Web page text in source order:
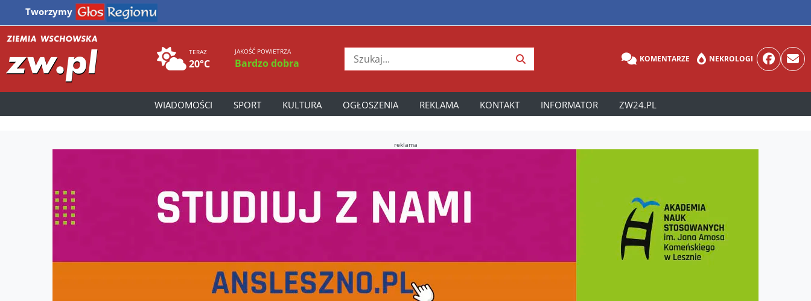
Tworzymy
TERAZ
20°C
JAKOŚĆ POWIETRZA
Bardzo dobra KOMENTARZE NEKROLOGI
WIADOMOŚCI SPORT KULTURA OGŁOSZENIA REKLAMA KONTAKT INFORMATOR ZW24.PL
reklama